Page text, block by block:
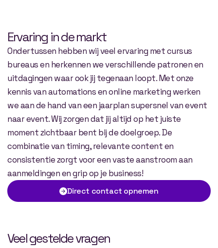
Ervaring in de markt
Ondertussen hebben wij veel ervaring met cursus
bureaus en herkennen we verschillende patronen en
uitdagingen waar ook jij tegenaan loopt. Met onze
kennis van automations en online marketing werken
we aan de hand van een jaarplan supersnel van event
naar event. Wij zorgen dat jij altijd op het juiste
moment zichtbaar bent bij de doelgroep. De
combinatie van timing, relevante content en
consistentie zorgt voor een vaste aanstroom aan
aanmeldingen en grip op je business!
Direct contact opnemen
Veel gestelde vragen